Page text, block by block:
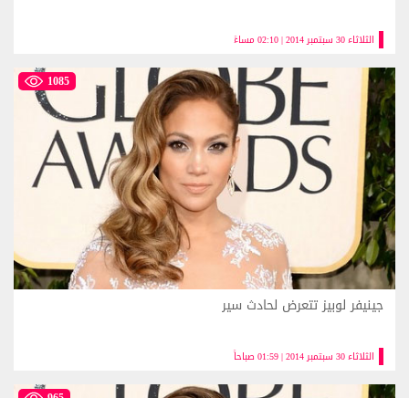
الثلاثاء 30 سبتمبر 2014 | 02:10 مساءً
1085
الثلاثاء 30 سبتمبر 2014 | 01:59 صباحاً
جينيفر لوبيز تتعرض لحادث سير